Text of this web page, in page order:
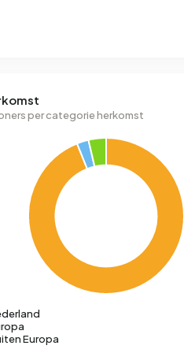
per categorie herkomst
Europa